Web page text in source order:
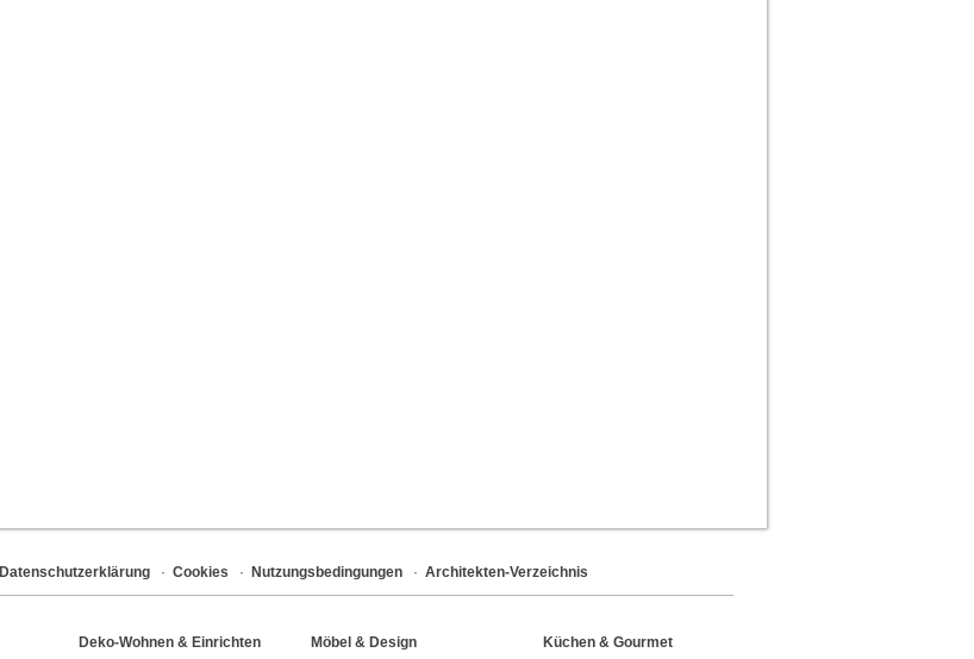
Datenschutzerklärung · Cookies · Nutzungsbedingungen · Architekten-Verzeichnis
Deko-Wohnen & Einrichten Möbel & Design Küchen & Gourmet